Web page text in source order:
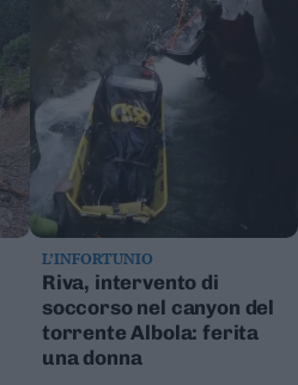
L’INFORTUNIO
Riva, intervento di
soccorso nel canyon del
torrente Albola: ferita
una donna